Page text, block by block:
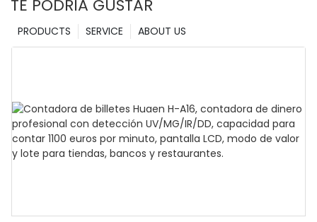
TE PODRÍA GUSTAR
ABOUT US
SERVICE
PRODUCTS